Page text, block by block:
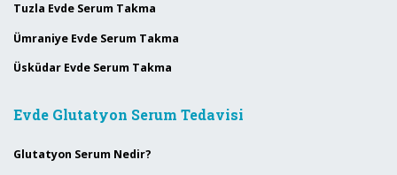
Tuzla Evde Serum Takma
Ümraniye Evde Serum Takma
Üsküdar Evde Serum Takma
Evde Glutatyon Serum Tedavisi
Glutatyon Serum Nedir?